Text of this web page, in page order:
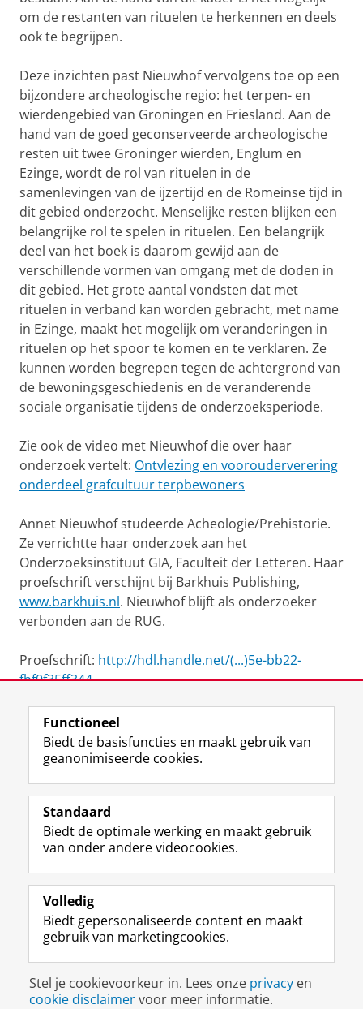
om de restanten van rituelen te herkennen en deels
ook te begrijpen.
Deze inzichten past Nieuwhof vervolgens toe op een
bijzondere archeologische regio: het terpen- en
wierdengebied van Groningen en Friesland. Aan de
hand van de goed geconserveerde archeologische
resten uit twee Groninger wierden, Englum en
Ezinge, wordt de rol van rituelen in de
samenlevingen van de ijzertijd en de Romeinse tijd in
dit gebied onderzocht. Menselijke resten blijken een
belangrijke rol te spelen in rituelen. Een belangrijk
deel van het boek is daarom gewijd aan de
verschillende vormen van omgang met de doden in
dit gebied. Het grote aantal vondsten dat met
rituelen in verband kan worden gebracht, met name
in Ezinge, maakt het mogelijk om veranderingen in
rituelen op het spoor te komen en te verklaren. Ze
kunnen worden begrepen tegen de achtergrond van
de bewoningsgeschiedenis en de veranderende
sociale organisatie tijdens de onderzoeksperiode.
Zie ook de video met Nieuwhof die over haar
onderzoek vertelt: Ontvlezing en voorouderverering
onderdeel grafcultuur terpbewoners
Annet Nieuwhof studeerde Acheologie/Prehistorie.
Ze verrichtte haar onderzoek aan het
Onderzoeksinstituut GIA, Faculteit der Letteren. Haar
proefschrift verschijnt bij Barkhuis Publishing,
www.barkhuis.nl. Nieuwhof blijft als onderzoeker
verbonden aan de RUG.
Proefschrift: http://hdl.handle.net/(...)5e-bb22-
fbf0f35ff344
View this page in:English
Volg de RUG
F
a
e
b
o
p
a
i
n
a
L
i
k
e
I
-
p
g
i
n
R
S
-
f
e
R
k
s
u
I
n
t
r
m
c
c
o
Y
o
T
e
k
a
a
Studiekiezers
Alumni
Over ons
Disclaimer & Copyright
Inloggen
Functioneel
Biedt de basisfuncties en maakt gebruik van
geanonimiseerde cookies.
Standaard
Biedt de optimale werking en maakt gebruik
van onder andere videocookies.
Volledig
Biedt gepersonaliseerde content en maakt
gebruik van marketingcookies.
Stel je cookievoorkeur in. Lees onze privacy en
cookie disclaimervoor meer informatie.